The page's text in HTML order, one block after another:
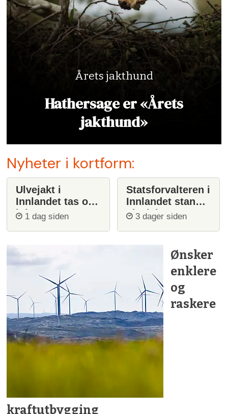
Årets jakthund
Hathersage er «Årets
jakthund»
Nyheter i kortform:
Ulvejakt i
Innlandet tas opp
igjen
1 dag siden
Statsforvalteren i
Innlandet stanser
ulvejakt
3 dager siden
Ønsker
enklere
og
raskere
kraftutbygging